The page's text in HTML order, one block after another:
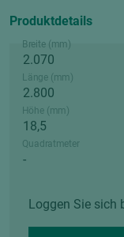
Produktdetails
Breite (mm)
Länge (mm)
Höhe (mm)
Quadratmeter
Loggen Sie sich